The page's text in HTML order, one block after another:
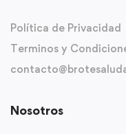
Política de Privacidad
Terminos y
Nosotros